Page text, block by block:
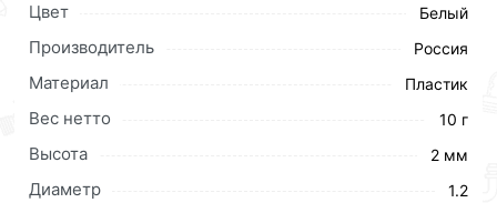
Цвет Белый
Производитель Россия
Материал Пластик
Вес нетто 10 г
Высота 2 мм
Диаметр 1.2